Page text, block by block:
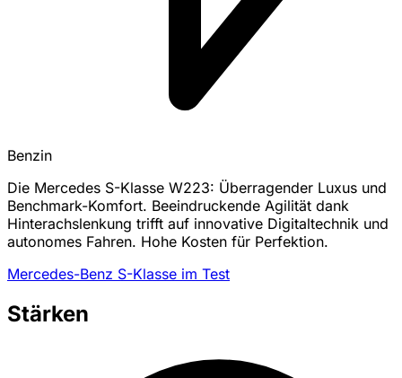
Benzin
Die Mercedes S-Klasse W223: Überragender Luxus und
Benchmark-Komfort. Beeindruckende Agilität dank
Hinterachslenkung trifft auf innovative Digitaltechnik und
autonomes Fahren. Hohe Kosten für Perfektion.
Mercedes-Benz S-Klasse im Test
Stärken